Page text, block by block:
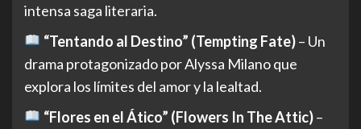
intensa saga literaria.
“Tentando al Destino” (Tempting Fate)– Un
drama protagonizado por Alyssa Milano que
explora los límites del amor y la lealtad.
“Flores en el Ático” (Flowers In The Attic)–